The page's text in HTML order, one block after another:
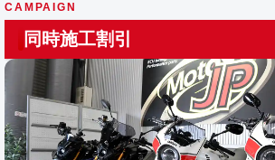
CAMPAIGN
同時施工割引